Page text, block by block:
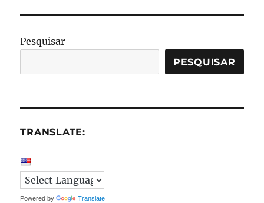
Pesquisar
PESQUISAR
TRANSLATE:
Powered by Translate